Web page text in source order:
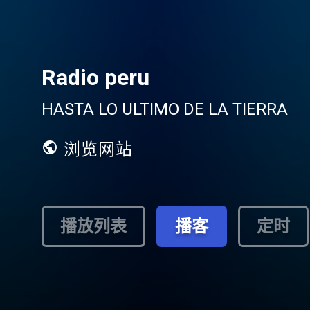
Radio peru
HASTA LO ULTIMO DE LA TIERRA
浏览网站
播放列表 播客 定时